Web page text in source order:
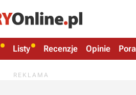
Listy Recenzje Opinie